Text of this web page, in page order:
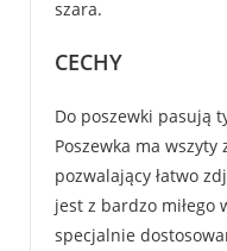
szara.
CECHY
Do poszewki pasują
Poszewka ma wszyty
pozwalający łatwo
jest z bardzo miłego
specjalnie